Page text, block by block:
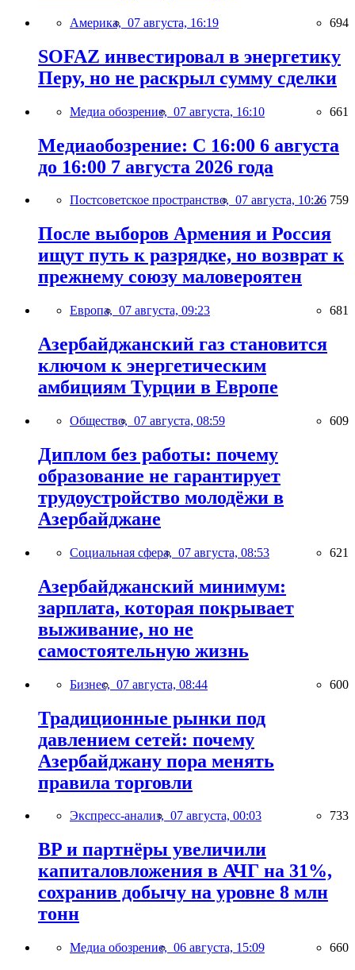
Америка, 07 августа, 16:19 694
SOFAZ инвестировал в энергетику
Перу, но не раскрыл сумму сделки
Медиа обозрение, 07 августа, 16:10 661
Медиаобозрение: С 16:00 6 августа
до 16:00 7 августа 2026 года
Постсоветское пространство, 07 августа, 10:26 759
После выборов Армения и Россия
ищут путь к разрядке, но возврат к
прежнему союзу маловероятен
Европа, 07 августа, 09:23 681
Азербайджанский газ становится
ключом к энергетическим
амбициям Турции в Европе
Общество, 07 августа, 08:59 609
Диплом без работы: почему
образование не гарантирует
трудоустройство молодёжи в
Азербайджане
Социальная сфера, 07 августа, 08:53 621
Азербайджанский минимум:
зарплата, которая покрывает
выживание, но не
самостоятельную жизнь
Бизнес, 07 августа, 08:44 600
Традиционные рынки под
давлением сетей: почему
Азербайджану пора менять
правила торговли
Экспресс-анализ, 07 августа, 00:03 733
BP и партнёры увеличили
капиталовложения в АЧГ на 31%,
сохранив добычу на уровне 8 млн
тонн
Медиа обозрение, 06 августа, 15:09 660